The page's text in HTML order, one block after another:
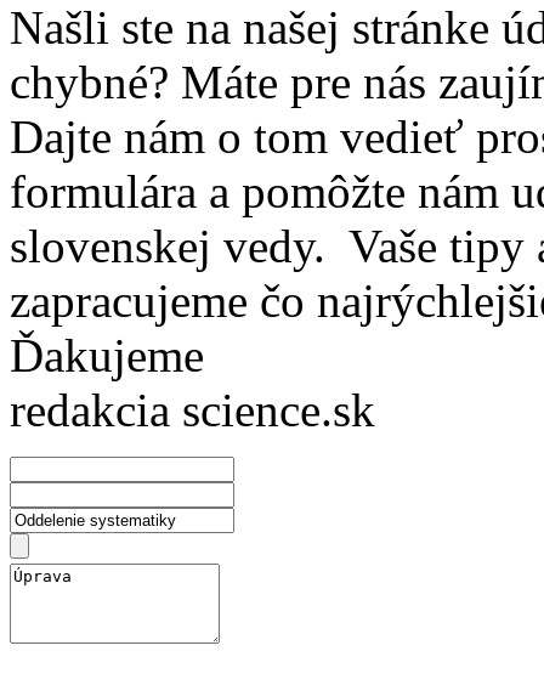
Našli ste na našej stránke
chybné? Máte pre nás
Dajte nám o tom vedieť
formulára a pomôžte nám
slovenskej vedy. Vaše
zapracujeme čo
Ďakujeme
redakcia science.sk